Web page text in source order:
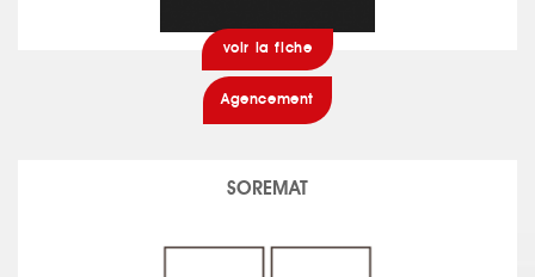
voir la fiche
Agencement
SOREMAT